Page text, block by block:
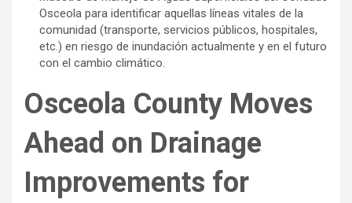
Osceola para identificar aquellas líneas vitales de la
comunidad (transporte, servicios públicos, hospitales,
etc.) en riesgo de inundación actualmente y en el futuro
con el cambio climático.
Osceola County Moves
Ahead on Drainage
Improvements for